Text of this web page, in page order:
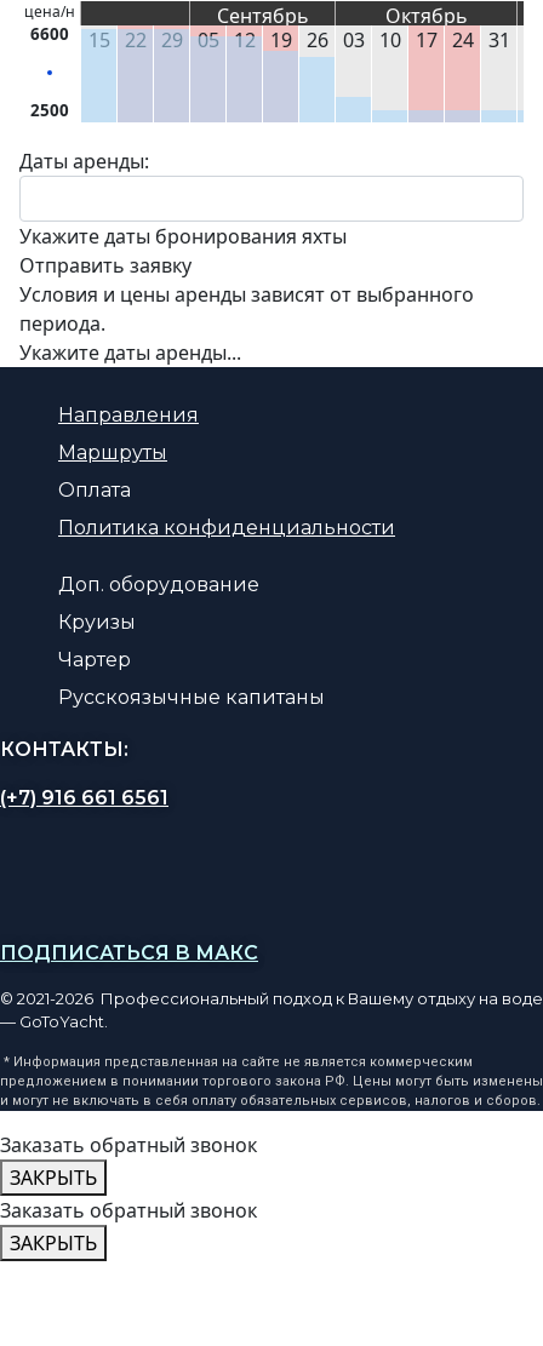
цена/н
6600
2500
Сентябрь
Октябрь
15
22 29 05 12 19 26 03 10 17 24 31
Даты аренды:
Укажите даты бронирования яхты
Отправить заявку
Условия и цены аренды зависят от выбранного
периода.
Укажите даты аренды...
Направления
Маршруты
Оплата
Политика конфиденциальности
Доп. оборудование
Круизы
Чартер
Русскоязычные капитаны
КОНТАКТЫ:
(+7) 916 661 6561
ПОДПИСАТЬСЯ В МАКС
© 2021-2026 Профессиональный подход к Вашему отдыху на воде
— GoToYacht.
* Информация представленная на сайте не является коммерческим
предложением в понимании торгового закона РФ. Цены могут быть изменены
и могут не включать в себя оплату обязательных сервисов, налогов и сборов.
Заказать обратный звонок
ЗАКРЫТЬ
Заказать обратный звонок
ЗАКРЫТЬ